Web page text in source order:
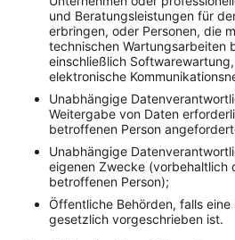
und Beratungsleistungen für
erbringen, oder Personen, die
technischen Wartungsarbeiten
einschließlich
elektronische
Unabhängige
Weitergabe von Daten
betroffenen Person
Unabhängige
eigenen Zwecke (vorbehaltlich
betroffenen Person);
Öffentliche Behörden, falls
gesetzlich vorgeschrieben ist.